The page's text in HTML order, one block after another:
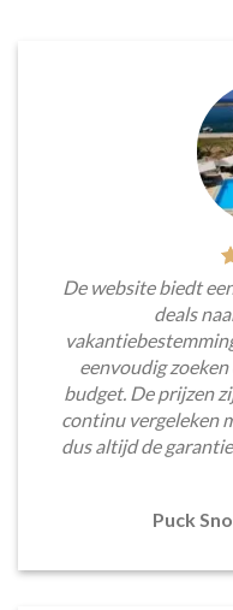
De website biedt
deals
eenvoudig
budget. De prijzen
continu vergeleken
dus altijd de
Puck